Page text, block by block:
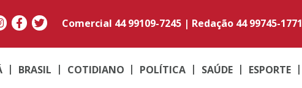
Comercial 44 99109-7245 | Redação 44 99745-1771
BRASIL COTIDIANO POLÍTICA SAÚDE ESPORTE